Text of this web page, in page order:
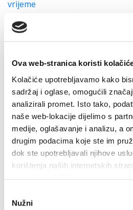
Ova web-stranica koristi
Kolačiće upotrebljavamo kako
sadržaj i oglase, omogućili
analizirali promet. Isto tako,
naše web-lokacije dijelimo s
medije, oglašavanje i analizu, a
drugim podacima koje ste im
dok ste upotrebljavali njihove
korištenja naših internetskih
pristanka
Nužni
vrijeme
Obavijest o provođenju
Javni natječaj za prijam u
društvene djelatnosti
Natječaj - stipendije za studente
stanja 2020-2021
Natječaj - stipendije za
2020-2021
Natječaj - stipendije za
2020-2021
Natječaj - stipendije za uspješne
Dodjela nagrada volonterima
Javni natječaj za prijam u
Obavijest i uputa kandidatima